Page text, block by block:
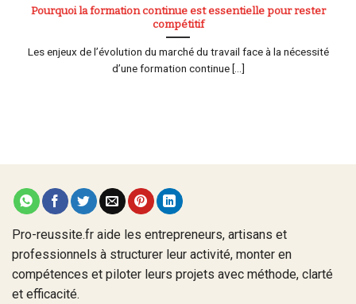
Pourquoi la formation continue est essentielle pour rester
compétitif
Les enjeux de l’évolution du marché du travail face à la nécessité
d’une formation continue [...]
Pro-reussite.fr aide les entrepreneurs, artisans et
professionnels à structurer leur activité, monter en
compétences et piloter leurs projets avec méthode, clarté
et efficacité.